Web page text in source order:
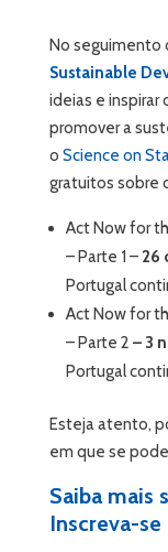
No seguimento
Sustainable
ideias e inspirar
promover a
o Science on
gratuitos sobre
Act Now for
– Parte 1 –26
Portugal
Act Now for
– Parte 2 – 3
Portugal
Esteja atento,
em que se
Saiba mais
Inscreva-se